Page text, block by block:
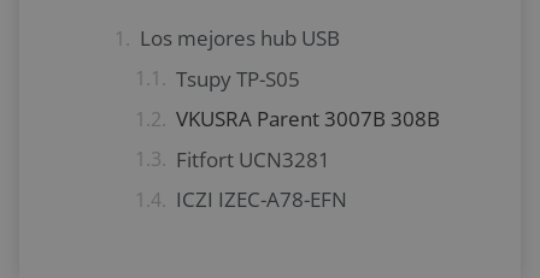
Los mejores hub USB
Tsupy TP-S05
VKUSRA Parent 3007B 308B
Fitfort UCN3281
ICZI IZEC-A78-EFN